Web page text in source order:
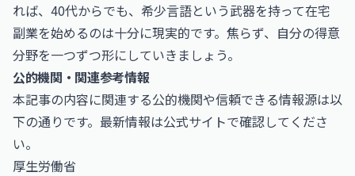
れば、40代からでも、希少言語という武器を持って在宅
副業を始めるのは十分に現実的です。焦らず、自分の得意
分野を一つずつ形にしていきましょう。
公的機関・関連参考情報
本記事の内容に関連する公的機関や信頼できる情報源は以
下の通りです。最新情報は公式サイトで確認してくださ
い。
厚生労働省